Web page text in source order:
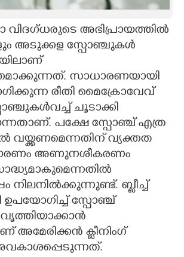
വിദഗ്ധരുടെ അഭിപ്രായത്തിൽ
അടുക്കള സ്പോഞ്ചുകൾ
സാധാരണയായി
രീതി മൈക്രോവേവ്
ചൂടാക്കി
പക്ഷേ സ്പോഞ്ച് എത്ര
വയ്ക്കണമെന്നതിന് വ്യക്തത
അണുനശീകരണം
നിലനിൽക്കുന്നുണ്ട്. ബ്ലീച്ച്
ഉപയോഗിച്ച് സ്പോഞ്ച്
വൃത്തിയാക്കാൻ
അമേരിക്കൻ ക്ലീനിംഗ്
അവകാശപ്പെടുന്നത്.